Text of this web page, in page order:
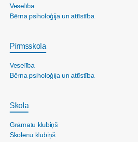
Veselība
Bērna psiholoģija un attīstība
Pirmsskola
Veselība
Bērna psiholoģija un attīstība
Skola
Grāmatu klubiņš
Skolēnu klubiņš